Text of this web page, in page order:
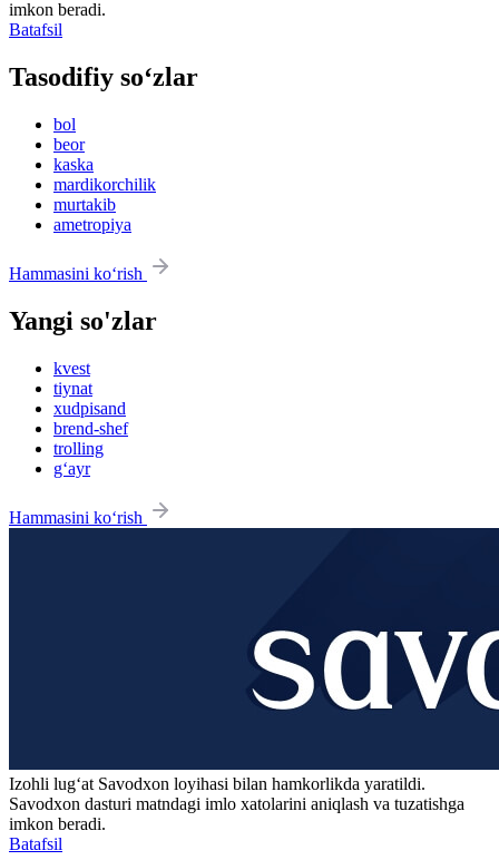
imkon beradi.
Batafsil
Tasodifiy so‘zlar
bol
beor
kaska
mardikorchilik
murtakib
ametropiya
Hammasini ko‘rish
Yangi so'zlar
kvest
tiynat
xudpisand
brend-shef
trolling
g‘ayr
Hammasini ko‘rish
Izohli lugʻat Savodxon loyihasi bilan hamkorlikda yaratildi.
Savodxon dasturi matndagi imlo xatolarini aniqlash va tuzatishga
imkon beradi.
Batafsil